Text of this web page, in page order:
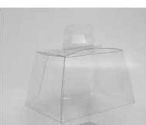
TOEVOEGEN AAN WINKELWAGEN